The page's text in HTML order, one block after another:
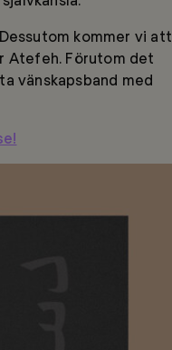
kommer vi att
Atefeh. Förutom det
vänskapsband med